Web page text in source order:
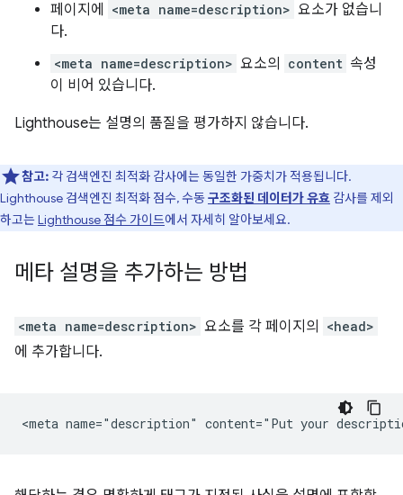
페이지에 <meta name=description> 요소가 없습니
다.
<meta name=description> 요소의 content 속성
이 비어 있습니다.
Lighthouse는 설명의 품질을 평가하지 않습니다.
참고: 각 검색엔진 최적화 감사에는 동일한 가중치가 적용됩니다.
Lighthouse 검색엔진 최적화 점수, 수동 구조화된 데이터가 유효 감사를 제외
하고는Lighthouse 점수 가이드에서 자세히 알아보세요.
메타 설명을 추가하는 방법
<meta name=description> 요소를 각 페이지의 <head>
에 추가합니다.